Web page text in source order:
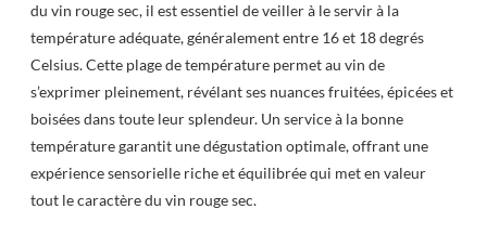
du vin rouge sec, il est essentiel de veiller à le servir à la
température adéquate, généralement entre 16 et 18 degrés
Celsius. Cette plage de température permet au vin de
s’exprimer pleinement, révélant ses nuances fruitées, épicées et
boisées dans toute leur splendeur. Un service à la bonne
température garantit une dégustation optimale, offrant une
expérience sensorielle riche et équilibrée qui met en valeur
tout le caractère du vin rouge sec.